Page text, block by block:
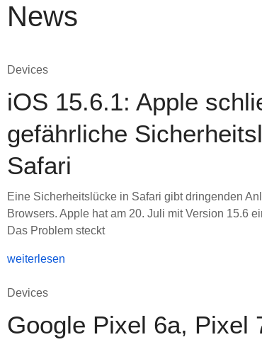
News
Devices
iOS 15.6.1: Apple
gefährliche
Safari
Eine Sicherheitslücke in Safari gibt dringenden
Browsers. Apple hat am 20. Juli mit Version 15.6
Das Problem steckt
weiterlesen
Devices
Google Pixel 6a, Pixel